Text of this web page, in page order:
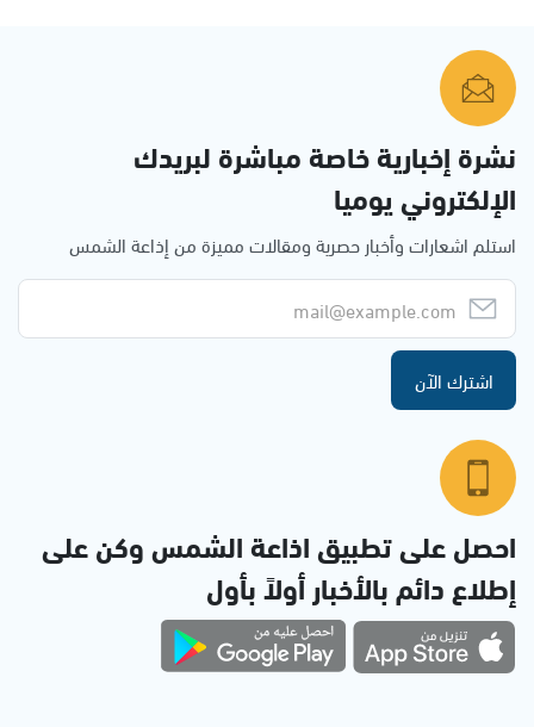
نشرة إخبارية خاصة مباشرة لبريدك
الإلكتروني يوميا
استلم اشعارات وأخبار حصرية ومقالات مميزة من إذاعة الشمس
اشترك الآن
احصل على تطبيق اذاعة الشمس وكن على
إطلاع دائم بالأخبار أولاً بأول